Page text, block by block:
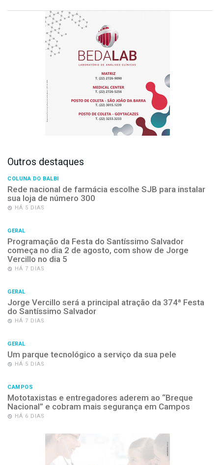
Outros destaques
COLUNA DO BALBI
Rede nacional de farmácia escolhe SJB para instalar
sua loja de número 300
HÁ 5 DIAS
GERAL
Programação da Festa do Santíssimo Salvador
começa no dia 2 de agosto, com show de Jorge
Vercillo no dia 5
HÁ 7 DIAS
GERAL
Jorge Vercillo será a principal atração da 374ª Festa
do Santíssimo Salvador
HÁ 7 DIAS
GERAL
Um parque tecnológico a serviço da sua pele
HÁ 5 DIAS
CAMPOS
Mototaxistas e entregadores aderem ao “Breque
Nacional” e cobram mais segurança em Campos
HÁ 6 DIAS